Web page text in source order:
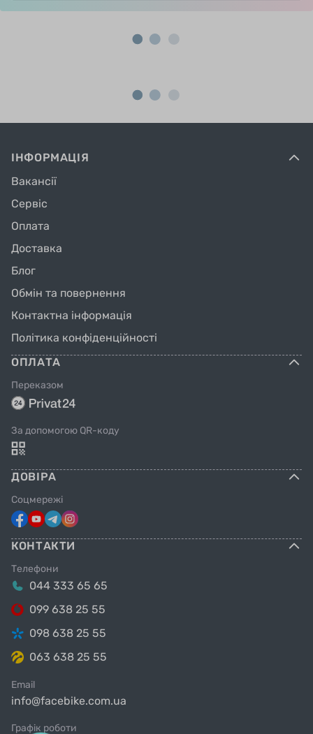
ІНФОРМАЦІЯ
Вакансії
Сервіс
Оплата
Доставка
Блог
Обмін та повернення
Контактна інформація
Політика конфіденційності
ОПЛАТА
Переказом
За допомогою QR-коду
ДОВІРА
Соцмережі
КОНТАКТИ
Телефони
044 333 65 65
099 638 25 55
098 638 25 55
063 638 25 55
Email
info@facebike.com.ua
Графік роботи